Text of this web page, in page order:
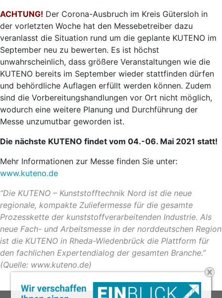
ACHTUNG! Der Corona-Ausbruch im Kreis Gütersloh in
der vorletzten Woche hat den Messebetreiber dazu
veranlasst die Situation rund um die geplante KUTENO im
September neu zu bewerten. Es ist höchst
unwahrscheinlich, dass größere Veranstaltungen wie die
KUTENO bereits im September wieder stattfinden dürfen
und behördliche Auflagen erfüllt werden können. Zudem
sind die Vorbereitungshandlungen vor Ort nicht möglich,
wodurch eine weitere Planung und Durchführung der
Messe unzumutbar geworden ist.
Die nächste KUTENO findet vom 04.-06. Mai 2021 statt!
Mehr Informationen zur Messe finden Sie unter:
www.kuteno.de
“Die KUTENO – Kunststofftechnik Nord ist die neue
regionale, kompakte Zuliefermesse für die gesamte
Prozesskette der kunststoffverarbeitenden Industrie. Als
neue Fach- und Arbeitsmesse in der norddeutschen Region
ist die KUTENO in Rheda-Wiedenbrück die Plattform für
den fachlichen Expertendialog der gesamten Branche.”
(Quelle: www.kuteno.de)